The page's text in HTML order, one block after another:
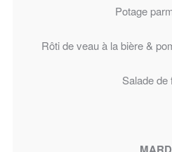
Potage
Rôti de veau à la bière &
Salade de